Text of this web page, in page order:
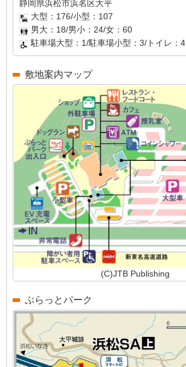
静岡県浜松市浜名区大平
大型：176/小型：107
男大：18/男小：24/女：60
駐車場大型：1/駐車場小型：3/トイレ：4
敷地案内マップ
(C)JTB Publishing
ぷらっとパーク